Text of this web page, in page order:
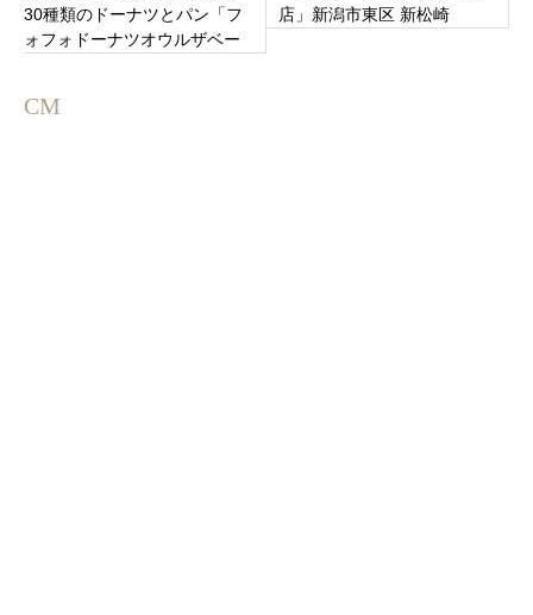
30種類のドーナツとパン「フ
ォフォドーナツオウルザベー
店」新潟市東区 新松崎
CM